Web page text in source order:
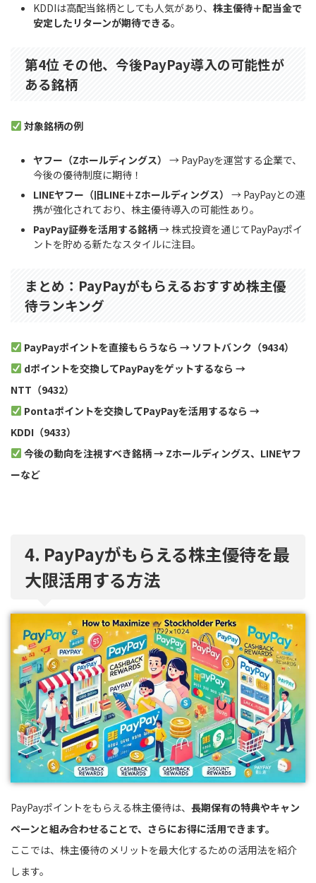
KDDIは高配当銘柄としても人気があり、 株主優待＋配当金で
安定したリターンが期待できる。
第4位 その他、今後PayPay導入の可能性が
ある銘柄
対象銘柄の例
ヤフー（Zホールディングス） → PayPayを運営する企業で、
今後の優待制度に期待！
LINEヤフー（旧LINE＋Zホールディングス） → PayPayとの連
携が強化されており、株主優待導入の可能性あり。
PayPay証券を活用する銘柄→ 株式投資を通じてPayPayポイ
ントを貯める新たなスタイルに注目。
まとめ：PayPayがもらえるおすすめ株主優
待ランキング
PayPayポイントを直接もらうなら → ソフトバンク（9434）
dポイントを交換してPayPayをゲットするなら →
NTT（9432）
Pontaポイントを交換してPayPayを活用するなら →
KDDI（9433）
今後の動向を注視すべき銘柄 → Zホールディングス、LINEヤフ
ーなど
4. PayPayがもらえる株主優待を最
大限活用する方法
PayPayポイントをもらえる株主優待は、 長期保有の特典やキャン
ペーンと組み合わせることで、さらにお得に活用できます。
ここでは、株主優待のメリットを最大化するための活用法を紹介
します。